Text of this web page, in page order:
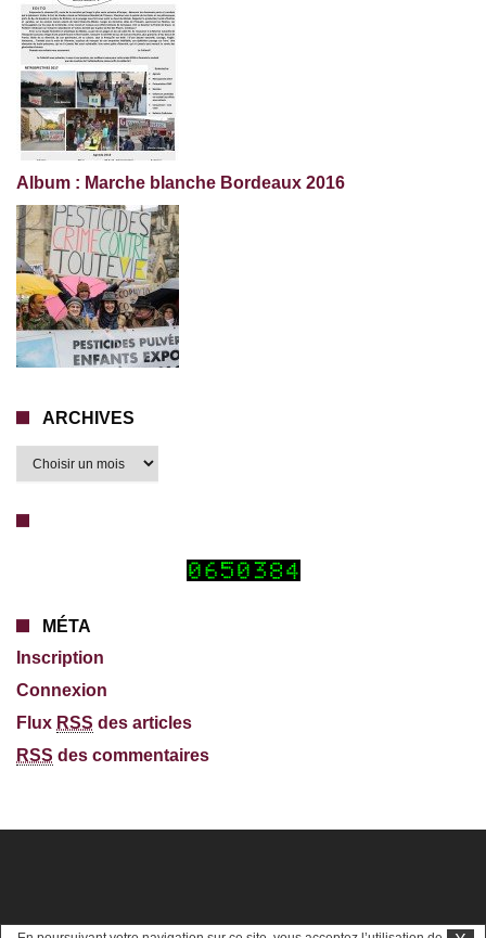
Album : Marche blanche Bordeaux 2016
ARCHIVES
MÉTA
Inscription
Connexion
Flux RSS des articles
RSS des commentaires